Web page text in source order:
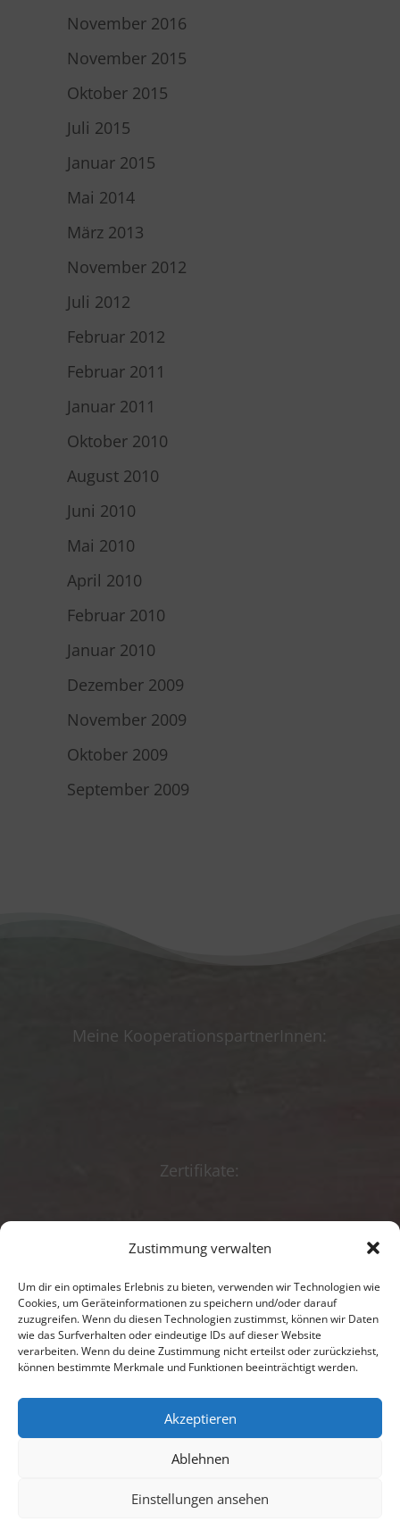
Zustimmung verwalten
Um dir ein optimales Erlebnis zu bieten, verwenden wir Technologien wie
Cookies, um Geräteinformationen zu speichern und/oder darauf
zuzugreifen. Wenn du diesen Technologien zustimmst, können wir Daten
wie das Surfverhalten oder eindeutige IDs auf dieser Website
verarbeiten. Wenn du deine Zustimmung nicht erteilst oder zurückziehst,
können bestimmte Merkmale und Funktionen beeinträchtigt werden.
Akzeptieren
Ablehnen
Einstellungen ansehen
November 2016
November 2015
Oktober 2015
Juli 2015
Januar 2015
Mai 2014
März 2013
November 2012
Juli 2012
Februar 2012
Februar 2011
Januar 2011
Oktober 2010
August 2010
Juni 2010
Mai 2010
April 2010
Februar 2010
Januar 2010
Dezember 2009
November 2009
Oktober 2009
September 2009
Meine KooperationspartnerInnen:
Zertifikate:
Beratungsförderun
Impressum
Datenschutz
Kontakt
Anredeerklärung